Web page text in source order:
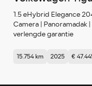
1.5 eHybrid Elegance
Camera | Panoramadak
verlengde garantie
15.754 km 2025 €